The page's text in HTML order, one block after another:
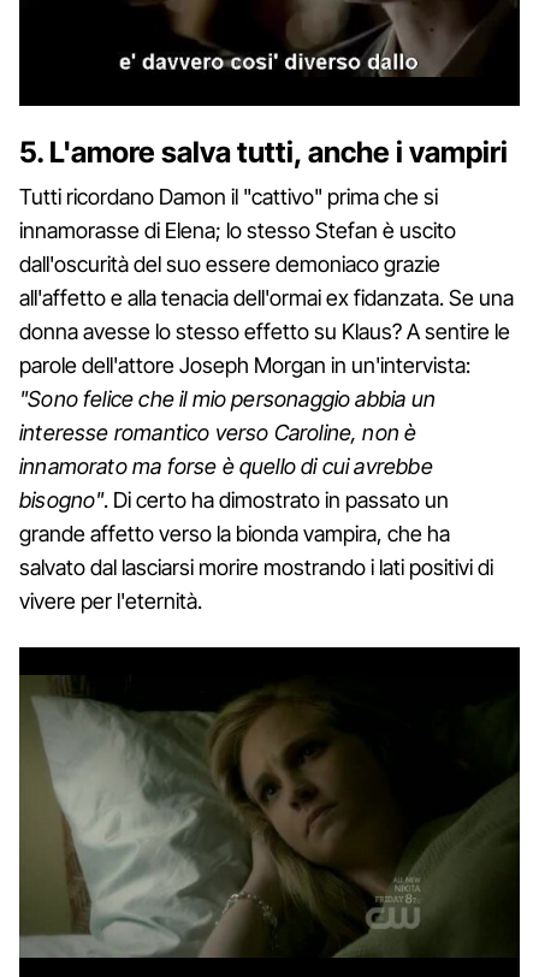
5. L'amore salva tutti, anche i vampiri
Tutti ricordano Damon il "cattivo" prima che si
innamorasse di Elena; lo stesso Stefan è uscito
dall'oscurità del suo essere demoniaco grazie
all'affetto e alla tenacia dell'ormai ex fidanzata. Se una
donna avesse lo stesso effetto su Klaus? A sentire le
parole dell'attore Joseph Morgan in un'intervista:
"Sono felice che il mio personaggio abbia un
interesse romantico verso Caroline, non è
innamorato ma forse è quello di cui avrebbe
bisogno". Di certo ha dimostrato in passato un
grande affetto verso la bionda vampira, che ha
salvato dal lasciarsi morire mostrando i lati positivi di
vivere per l'eternità.